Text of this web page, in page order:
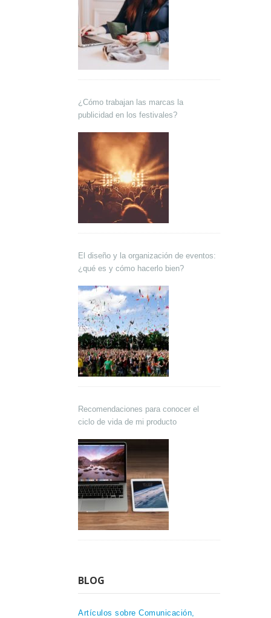
¿Cómo trabajan las marcas la
publicidad en los festivales?
El diseño y la organización de eventos:
¿qué es y cómo hacerlo bien?
Recomendaciones para conocer el
ciclo de vida de mi producto
BLOG
Artículos sobre Comunicación,